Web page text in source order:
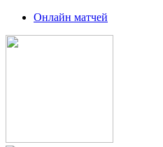
Онлайн матчей